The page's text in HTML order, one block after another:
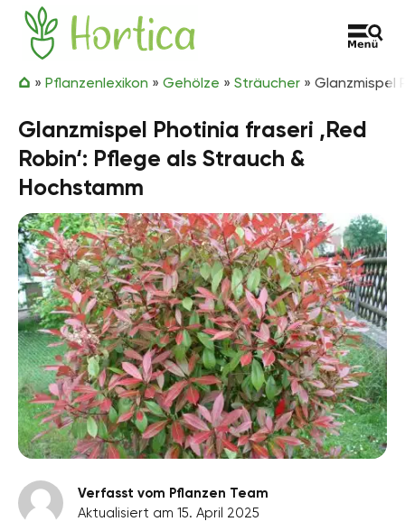
Zum Inhalt springen
Hortica
» Pflanzenlexikon » Gehölze » Sträucher » Glanzmispel
Glanzmispel Photinia fraseri ‚Red
Robin‘: Pflege als Strauch &
Hochstamm
Verfasst vom Pflanzen Team
Aktualisiert am 15. April 2025